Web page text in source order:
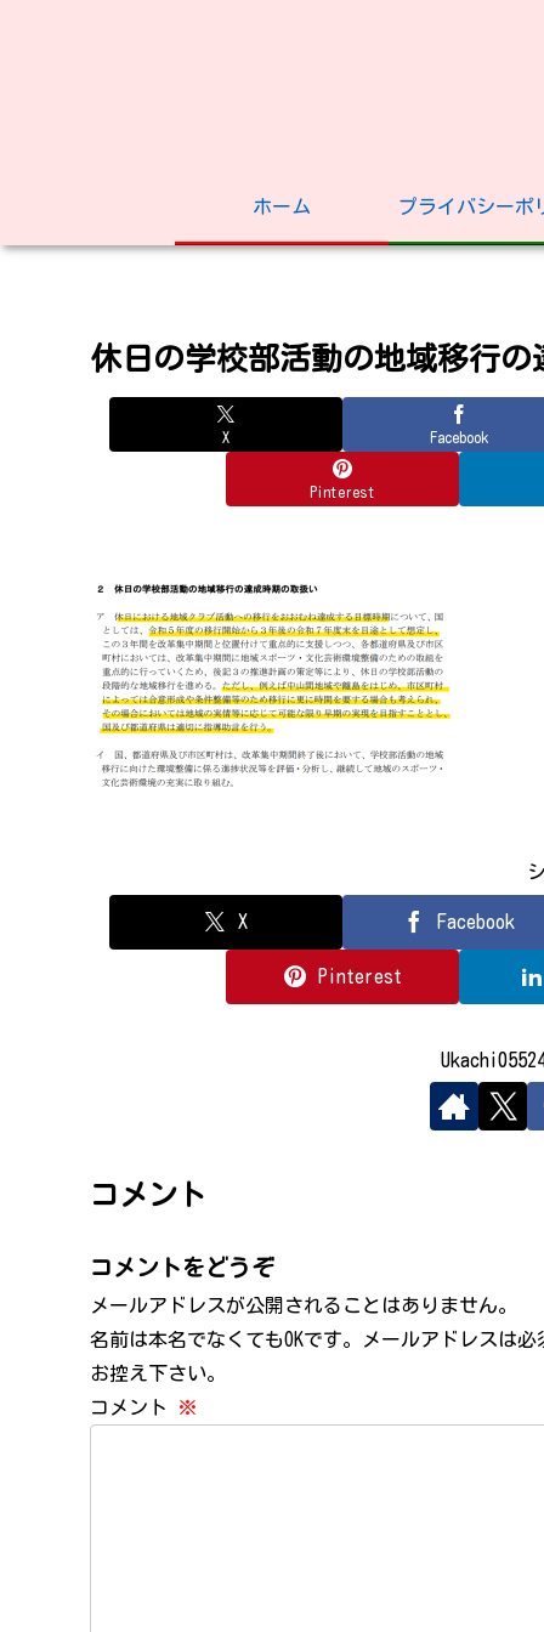
ホーム プライバシーポ
休日の学校部活動の地域移行の
X Facebook
Pinterest
X Facebook
Pinterest
コメント
コメントをどうぞ
メールアドレスが公開されることはありません。
名前は本名でなくてもOKです。メールアドレスは
お控え下さい。
コメント
※